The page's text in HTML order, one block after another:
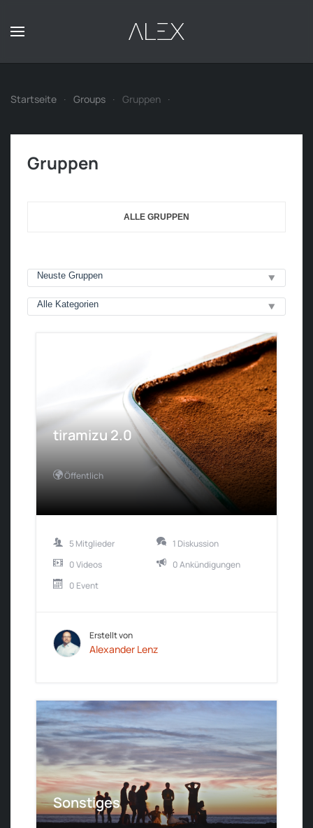
Zum Hauptinhalt springen
Startseite Groups Gruppen
Gruppen
ALLE GRUPPEN
tiramizu 2.0
Öffentlich
5 Mitglieder
1 Diskussion
0 Videos
0 Ankündigungen
0 Event
Erstellt von
Alexander Lenz
Sonstiges